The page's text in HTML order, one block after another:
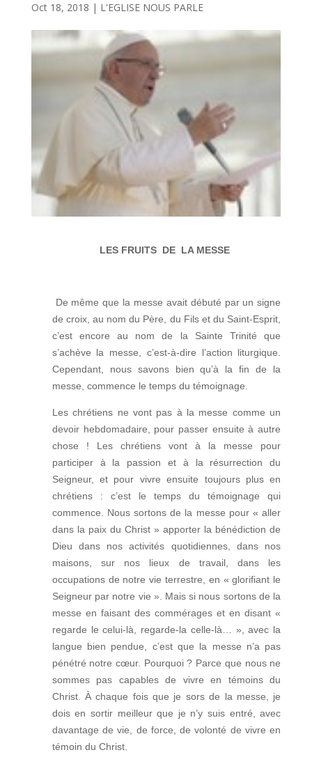
Oct 18, 2018 | L'EGLISE NOUS PARLE
LES FRUITS DE LA MESSE
De même que la messe avait débuté par un signe
de croix, au nom du Père, du Fils et du Saint-Esprit,
c’est encore au nom de la Sainte Trinité que
s’achève la messe, c’est-à-dire l’action liturgique.
Cependant, nous savons bien qu’à la fin de la
messe, commence le temps du témoignage.
Les chrétiens ne vont pas à la messe comme un
devoir hebdomadaire, pour passer ensuite à autre
chose ! Les chrétiens vont à la messe pour
participer à la passion et à la résurrection du
Seigneur, et pour vivre ensuite toujours plus en
chrétiens : c’est le temps du témoignage qui
commence. Nous sortons de la messe pour « aller
dans la paix du Christ » apporter la bénédiction de
Dieu dans nos activités quotidiennes, dans nos
maisons, sur nos lieux de travail, dans les
occupations de notre vie terrestre, en « glorifiant le
Seigneur par notre vie ». Mais si nous sortons de la
messe en faisant des commérages et en disant «
regarde le celui-là, regarde-la celle-là… », avec la
langue bien pendue, c’est que la messe n’a pas
pénétré notre cœur. Pourquoi ? Parce que nous ne
sommes pas capables de vivre en témoins du
Christ. À chaque fois que je sors de la messe, je
dois en sortir meilleur que je n’y suis entré, avec
davantage de vie, de force, de volonté de vivre en
témoin du Christ.